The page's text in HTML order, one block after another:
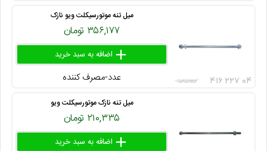
میل تنه موتورسیکلت ویو نازک
۳۵۶,۱۷۷ تومان
add
عدد-مصرف کننده ۴۱۶ ۲۲۷ ۰۴
میل تنه نازک موتورسیکلت ویو
۲۱۰,۳۳۵ تومان
add